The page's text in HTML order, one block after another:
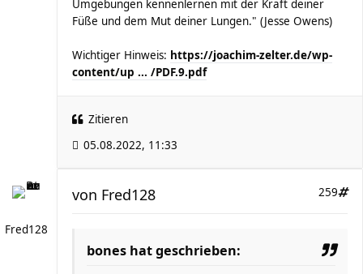
Umgebungen kennenlernen mit der Kraft deiner
Füße und dem Mut deiner Lungen." (Jesse Owens)
Wichtiger Hinweis: https://joachim-zelter.de/wp-
content/up ... /PDF.9.pdf
Zitieren
05.08.2022, 11:33
Fred128
259
von Fred128
bones hat geschrieben: